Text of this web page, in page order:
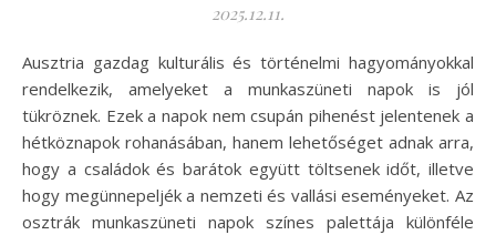
2025.12.11.
Ausztria gazdag kulturális és történelmi hagyományokkal
rendelkezik, amelyeket a munkaszüneti napok is jól
tükröznek. Ezek a napok nem csupán pihenést jelentenek a
hétköznapok rohanásában, hanem lehetőséget adnak arra,
hogy a családok és barátok együtt töltsenek időt, illetve
hogy megünnepeljék a nemzeti és vallási eseményeket. Az
osztrák munkaszüneti napok színes palettája különféle